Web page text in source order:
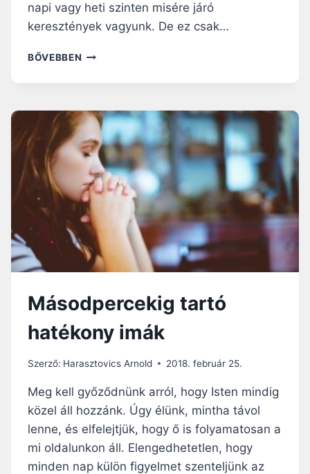
napi vagy heti szinten misére járó
keresztények vagyunk. De ez csak…
BŐVEBBEN
5
TÜNETE
Másodpercekig tartó
hatékony imák
Szerző: Harasztovics Arnold 2018. február 25.
Meg kell győződnünk arról, hogy Isten mindig
közel áll hozzánk. Úgy élünk, mintha távol
lenne, és elfelejtjük, hogy ő is folyamatosan a
mi oldalunkon áll. Elengedhetetlen, hogy
minden nap külön figyelmet szenteljünk az